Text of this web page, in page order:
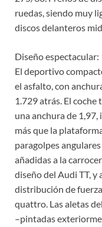
ruedas, siendo muy
discos delanteros
Diseño espectacular:
El deportivo
el asfalto, con
1.729 atrás. El
una anchura de
más que la
paragolpes
añadidas a la
diseño del Audi TT,
distribución de
quattro. Las aletas
–pintadas